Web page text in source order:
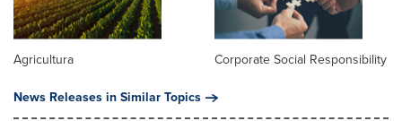
Agricultura
Corporate Social Responsibility
News Releases in Similar Topics